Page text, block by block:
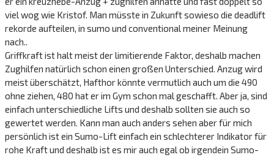
viel wog wie Kristof. Man müsste in Zukunft sowieso die deadlift
rekorde aufteilen, in sumo und conventional meiner Meinung
nach..
Griffkraft ist halt meist der limitierende Faktor, deshalb machen
Zughilfen natürlich schon einen großen Unterschied. Anzug wird
meist überschätzt, Hafthor könnte vermutlich auch um die 490
ohne ziehen, 480 hat er im Gym schon mal geschafft. Aber ja, sind
einfach unterschiedliche Lifts und deshalb sollten sie auch so
gewertet werden. Kann man auch anders sehen aber für mich
persönlich ist ein Sumo-Lift einfach ein schlechterer Indikator für
rohe Kraft und deshalb ist es mir auch egal ob irgendein Sumo-